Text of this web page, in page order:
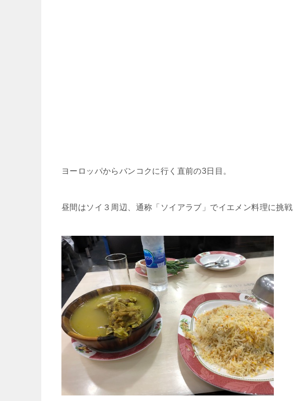
ヨーロッパからバンコクに行く直前の3日目。
昼間はソイ３周辺、通称「ソイアラブ」でイエメン料理に挑戦